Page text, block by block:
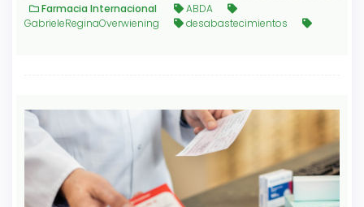
Farmacia Internacional
ABDA
GabrieleReginaOverwiening
desabastecimientos